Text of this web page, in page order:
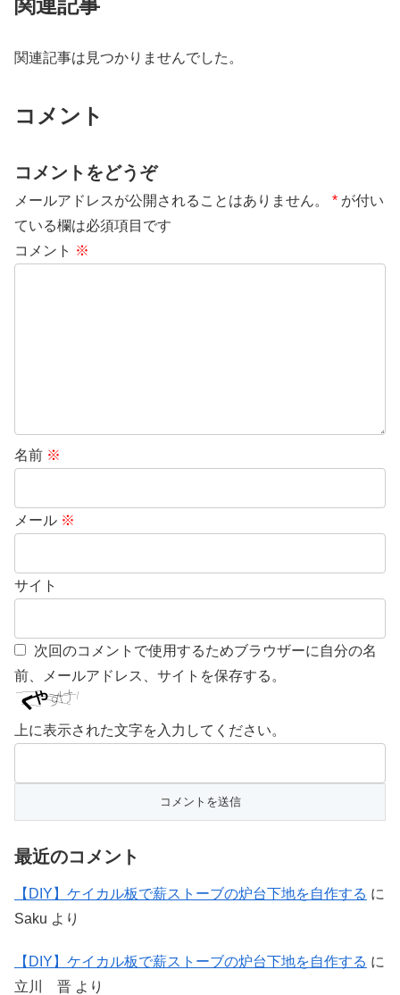
関連記事は見つかりませんでした。
コメント
コメントをどうぞ
メールアドレスが公開されることはありません。 * が付い
ている欄は必須項目です
コメント ※
名前 ※
メール ※
サイト
次回のコメントで使用するためブラウザーに自分の名
前、メールアドレス、サイトを保存する。
上に表示された文字を入力してください。
最近のコメント
【DIY】ケイカル板で薪ストーブの炉台下地を自作する に
Saku より
【DIY】ケイカル板で薪ストーブの炉台下地を自作する に
立川 晋 より